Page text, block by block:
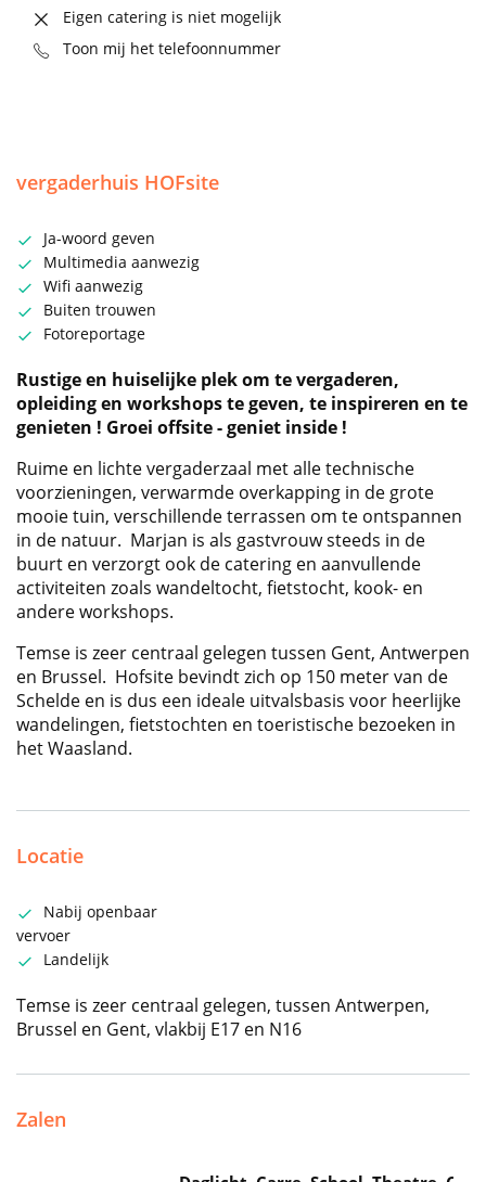
Eigen catering is niet mogelijk
Toon mij het telefoonnummer
vergaderhuis HOFsite
Ja-woord geven
Multimedia aanwezig
Wifi aanwezig
Buiten trouwen
Fotoreportage
Rustige en huiselijke plek om te vergaderen,
opleiding en workshops te geven, te inspireren en te
genieten ! Groei offsite - geniet inside !
Ruime en lichte vergaderzaal met alle technische
voorzieningen, verwarmde overkapping in de grote
mooie tuin, verschillende terrassen om te ontspannen
in de natuur. Marjan is als gastvrouw steeds in de
buurt en verzorgt ook de catering en aanvullende
activiteiten zoals wandeltocht, fietstocht, kook- en
andere workshops.
Temse is zeer centraal gelegen tussen Gent, Antwerpen
en Brussel. Hofsite bevindt zich op 150 meter van de
Schelde en is dus een ideale uitvalsbasis voor heerlijke
wandelingen, fietstochten en toeristische bezoeken in
het Waasland.
Locatie
Nabij openbaar
vervoer
Landelijk
Temse is zeer centraal gelegen, tussen Antwerpen,
Brussel en Gent, vlakbij E17 en N16
Zalen